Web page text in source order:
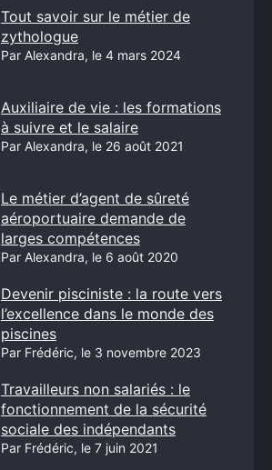
Tout savoir sur le métier de
zythologue
Par Alexandra, le 4 mars 2024
Auxiliaire de vie : les formations
à suivre et le salaire
Par Alexandra, le 26 août 2021
Le métier d’agent de sûreté
aéroportuaire demande de
larges compétences
Par Alexandra, le 6 août 2020
Devenir pisciniste : la route vers
l’excellence dans le monde des
piscines
Par Frédéric, le 3 novembre 2023
Travailleurs non salariés : le
fonctionnement de la sécurité
sociale des indépendants
Par Frédéric, le 7 juin 2021